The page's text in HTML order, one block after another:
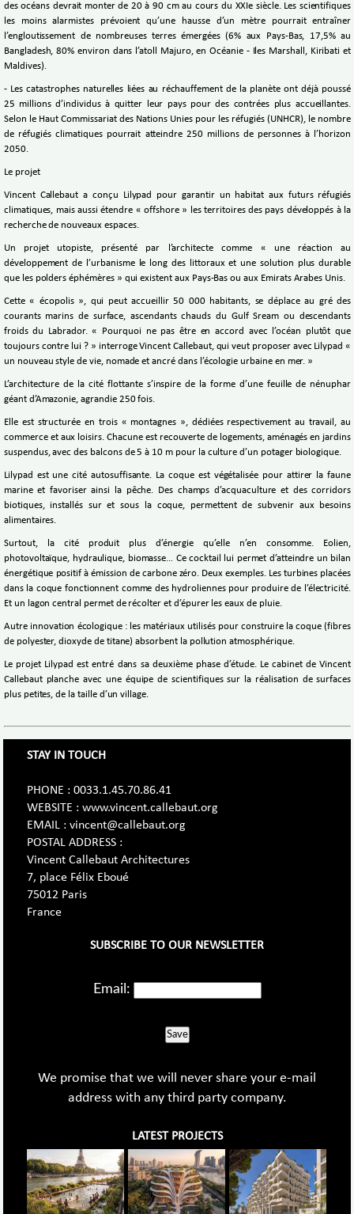
des océans devrait monter de 20 à 90 cm au cours du XXIe siècle. Les scientifiques
les moins alarmistes prévoient qu’une hausse d’un mètre pourrait entraîner
l’engloutissement de nombreuses terres émergées (6% aux Pays-Bas, 17,5% au
Bangladesh, 80% environ dans l’atoll Majuro, en Océanie - Iles Marshall, Kiribati et
Maldives).
- Les catastrophes naturelles liées au réchauffement de la planète ont déjà poussé
25 millions d’individus à quitter leur pays pour des contrées plus accueillantes.
Selon le Haut Commissariat des Nations Unies pour les réfugiés (UNHCR), le nombre
de réfugiés climatiques pourrait atteindre 250 millions de personnes à l’horizon
2050.
Le projet
Vincent Callebaut a conçu Lilypad pour garantir un habitat aux futurs réfugiés
climatiques, mais aussi étendre « offshore » les territoires des pays développés à la
recherche de nouveaux espaces.
Un projet utopiste, présenté par l’architecte comme « une réaction au
développement de l’urbanisme le long des littoraux et une solution plus durable
que les polders éphémères » qui existent aux Pays-Bas ou aux Emirats Arabes Unis.
Cette « écopolis », qui peut accueillir 50 000 habitants, se déplace au gré des
courants marins de surface, ascendants chauds du Gulf Sream ou descendants
froids du Labrador. « Pourquoi ne pas être en accord avec l’océan plutôt que
toujours contre lui ? » interroge Vincent Callebaut, qui veut proposer avec Lilypad «
un nouveau style de vie, nomade et ancré dans l’écologie urbaine en mer. »
L’architecture de la cité flottante s’inspire de la forme d’une feuille de nénuphar
géant d’Amazonie, agrandie 250 fois.
Elle est structurée en trois « montagnes », dédiées respectivement au travail, au
commerce et aux loisirs. Chacune est recouverte de logements, aménagés en jardins
suspendus, avec des balcons de 5 à 10 m pour la culture d’un potager biologique.
Lilypad est une cité autosuffisante. La coque est végétalisée pour attirer la faune
marine et favoriser ainsi la pêche. Des champs d’acquaculture et des corridors
biotiques, installés sur et sous la coque, permettent de subvenir aux besoins
alimentaires.
Surtout, la cité produit plus d’énergie qu’elle n’en consomme. Eolien,
photovoltaïque, hydraulique, biomasse… Ce cocktail lui permet d’atteindre un bilan
énergétique positif à émission de carbone zéro. Deux exemples. Les turbines placées
dans la coque fonctionnent comme des hydroliennes pour produire de l’électricité.
Et un lagon central permet de récolter et d’épurer les eaux de pluie.
Autre innovation écologique : les matériaux utilisés pour construire la coque (fibres
de polyester, dioxyde de titane) absorbent la pollution atmosphérique.
Le projet Lilypad est entré dans sa deuxième phase d’étude. Le cabinet de Vincent
Callebaut planche avec une équipe de scientifiques sur la réalisation de surfaces
plus petites, de la taille d’un village.
STAY IN TOUCH
PHONE : 0033.1.45.70.86.41
WEBSITE : www.vincent.callebaut.org
EMAIL : vincent@callebaut.org
POSTAL ADDRESS :
Vincent Callebaut Architectures
7, place Félix Eboué
75012 Paris
France
SUBSCRIBE TO OUR NEWSLETTER
Email:
Save
We promise that we will never share your e-mail
address with any third party company.
LATEST PROJECTS